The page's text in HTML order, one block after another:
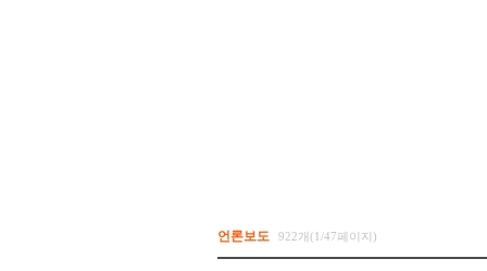
언론보도 922개(1/47페이지)